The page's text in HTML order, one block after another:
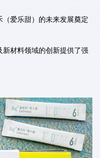
（爱乐甜） 的未来发展奠定
材料领域的创新提供了强